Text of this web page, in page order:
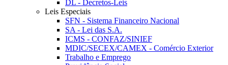
DL - Decretos-Leis
Leis Especiais
SFN - Sistema Financeiro Nacional
SA - Lei das S.A.
ICMS - CONFAZ/SINIEF
MDIC/SECEX/CAMEX - Comércio Exterior
Trabalho e Emprego